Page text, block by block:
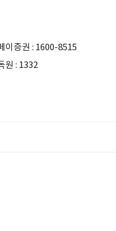
이증권 : 1600-8515
원 : 1332